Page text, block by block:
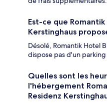
Est-ce que
Kerstinghaus
Désolé, Romantik Hotel
dispose pas d'un parking
Quelles sont les
l'hébergement
Residenz